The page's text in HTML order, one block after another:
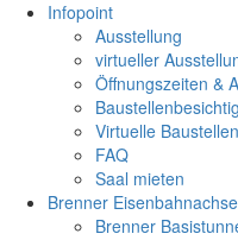
Infopoint
Ausstellung
virtueller
Öffnungszeiten &
Virtuelle
FAQ
Saal mieten
Brenner Eisenbahnachse
Brenner